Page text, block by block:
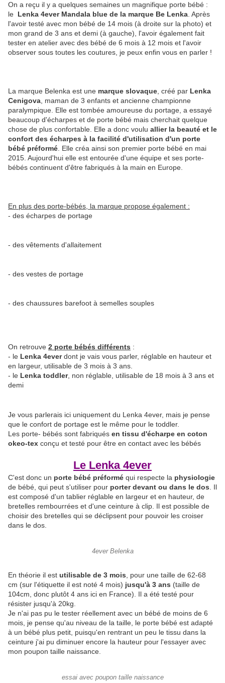
On a reçu il y a quelques semaines un magnifique porte bébé :
le Lenka 4ever Mandala blue de la marque Be Lenka . Après
l'avoir testé avec mon bébé de 14 mois (à droite sur la photo) et
mon grand de 3 ans et demi (à gauche), l'avoir également fait
tester en atelier avec des bébé de 6 mois à 12 mois et l'avoir
observer sous toutes les coutures, je peux enfin vous en parler !
La marque Belenka est une marque slovaque , créé par Lenka
Cenigova , maman de 3 enfants et ancienne championne
paralympique. Elle est tombée amoureuse du portage, a essayé
beaucoup d'écharpes et de porte bébé mais cherchait quelque
chose de plus confortable. Elle a donc voulu allier la beauté et le
confort des écharpes à la facilité d'utilisation d'un porte
bébé préformé . Elle créa ainsi son premier porte bébé en mai
2015. Aujourd'hui elle est entourée d'une équipe et ses porte-
bébés continuent d'être fabriqués à la main en Europe.
En plus des porte-bébés, la marque propose également :
- des écharpes de portage
- des vêtements d'allaitement
- des vestes de portage
- des chaussures barefoot à semelles souples
On retrouve 2 porte bébés différents :
- le Lenka 4everdont je vais vous parler, réglable en hauteur et
en largeur, utilisable de 3 mois à 3 ans.
- le Lenka toddler, non réglable, utilisable de 18 mois à 3 ans et
demi
Je vous parlerais ici uniquement du Lenka 4ever, mais je pense
que le confort de portage est le même pour le toddler.
Les porte- bébés sont fabriqués en tissu d'écharpe en coton
okeo-tex conçu et testé pour être en contact avec les bébés
Le Lenka 4ever
C'est donc un porte bébé préformé qui respecte la physiologie
de bébé, qui peut s'utiliser pour porter devant ou dans le dos . Il
est composé d'un tablier réglable en largeur et en hauteur, de
bretelles rembourrées et d'une ceinture à clip. Il est possible de
choisir des bretelles qui se déclipsent pour pouvoir les croiser
dans le dos.
4ever Belenka
En théorie il est utilisable de 3 mois , pour une taille de 62-68
cm (sur l'étiquette il est noté 4 mois) jusqu'à 3 ans (taille de
104cm, donc plutôt 4 ans ici en France). Il a été testé pour
résister jusqu'à 20kg.
Je n'ai pas pu le tester réellement avec un bébé de moins de 6
mois, je pense qu'au niveau de la taille, le porte bébé est adapté
à un bébé plus petit, puisqu'en rentrant un peu le tissu dans la
ceinture j'ai pu diminuer encore la hauteur pour l'essayer avec
mon poupon taille naissance.
essai avec poupon taille naissance